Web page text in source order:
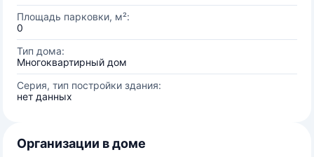
Площадь парковки, м²:
0
Тип дома:
Многоквартирный дом
Серия, тип постройки здания:
нет данных
Организации в доме